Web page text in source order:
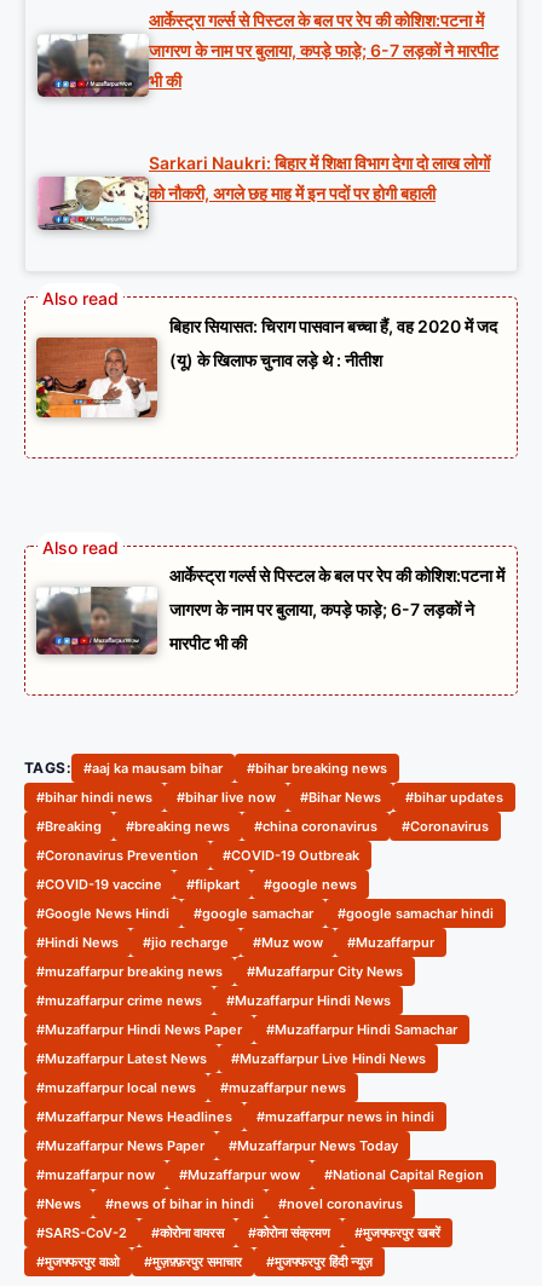
आर्केस्ट्रा गर्ल्स से पिस्टल के बल पर रेप की कोशिश:पटना में
जागरण के नाम पर बुलाया, कपड़े फाड़े; 6-7 लड़कों ने मारपीट
भी की
Sarkari Naukri: बिहार में शिक्षा विभाग देगा दो लाख लोगों
को नौकरी, अगले छह माह में इन पदों पर होगी बहाली
बिहार सियासत: चिराग पासवान बच्चा हैं, वह 2020 में जद
(यू) के खिलाफ चुनाव लड़े थे : नीतीश
आर्केस्ट्रा गर्ल्स से पिस्टल के बल पर रेप की कोशिश:पटना में
जागरण के नाम पर बुलाया, कपड़े फाड़े; 6-7 लड़कों ने
मारपीट भी की
TAGS: #aaj ka mausam bihar
#bihar breaking news
#bihar hindi news
#bihar live now #Bihar News
#bihar updates
#Breaking
#breaking news #china coronavirus
#Coronavirus
#Coronavirus Prevention
#COVID-19 Outbreak
#COVID-19 vaccine
#flipkart
#google news
#Google News Hindi
#google samachar
#google samachar hindi
#Hindi News
#jio recharge #Muz wow
#Muzaffarpur
#muzaffarpur breaking news
#Muzaffarpur City News
#muzaffarpur crime news
#Muzaffarpur Hindi News
#Muzaffarpur Hindi News Paper
#Muzaffarpur Hindi Samachar
#Muzaffarpur Latest News
#Muzaffarpur Live Hindi News
#muzaffarpur local news
#muzaffarpur news
#Muzaffarpur News Headlines
#muzaffarpur news in hindi
#Muzaffarpur News Paper
#Muzaffarpur News Today
#muzaffarpur now
#Muzaffarpur wow
#National Capital Region
#News
#news of bihar in hindi
#novel coronavirus
#SARS-CoV-2
#कोरोना वायरस #कोरोना संक्रमण
#मुजफ्फरपुर खबरें
#मुजफ्फरपुर वाओ
#मुज़फ़्फ़रपुर समाचार #मुजफ्फरपुर हिंदी न्यूज़